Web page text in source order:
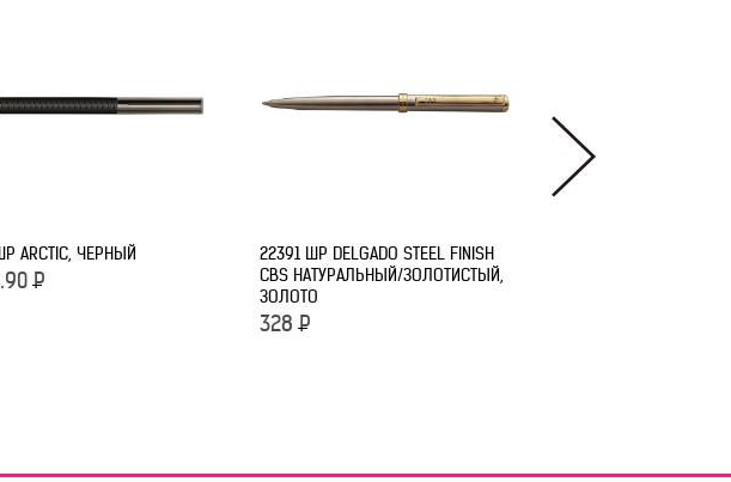
ARCTIC, ЧЕРНЫЙ
Р
22391 ШР DELGADO STEEL FINISH
CBS НАТУРАЛЬНЫЙ/ЗОЛОТИСТЫЙ,
ЗОЛОТО
328 Р